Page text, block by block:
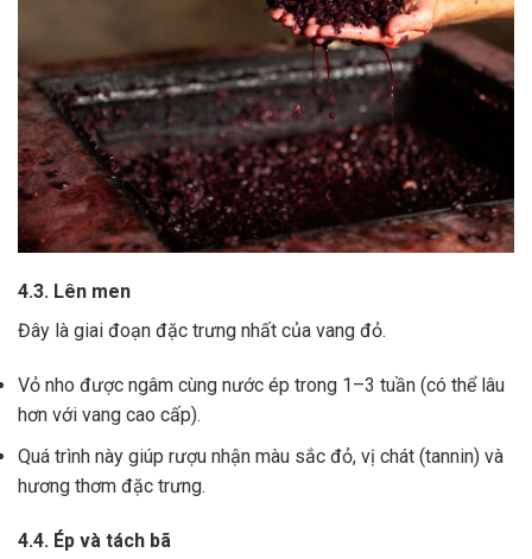
4.3. Lên men
Đây là giai đoạn đặc trưng nhất của vang đỏ.
Vỏ nho được ngâm cùng nước ép trong 1–3 tuần (có thể lâu
hơn với vang cao cấp).
Quá trình này giúp rượu nhận màu sắc đỏ, vị chát (tannin) và
hương thơm đặc trưng.
4.4. Ép và tách bã